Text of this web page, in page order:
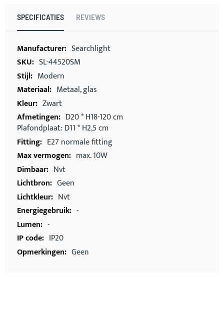
SPECIFICATIES REVIEWS
Meer
informatie
Searchlight
SL-44520SM
Modern
Metaal, glas
Zwart
D20 * H18-120 cm
Plafondplaat: D11 * H2,5 cm
E27 normale fitting
max. 10W
Nvt
Geen
Nvt
-
-
IP20
Geen